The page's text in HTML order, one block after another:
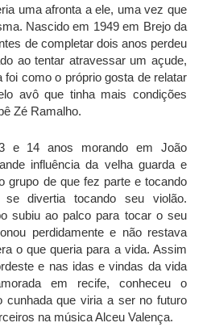
uma afronta a ele, uma vez que
Nascido em 1949 em Brejo da
de completar dois anos perdeu
ao tentar atravessar um açude,
foi como o próprio gosta de relatar
avô que tinha mais condições
Zé Ramalho.
e 14 anos morando em João
influência da velha guarda e
grupo de que fez parte e tocando
divertia tocando seu violão.
subiu ao palco para tocar o seu
perdidamente e não restava
o que queria para a vida. Assim
e nas idas e vindas da vida
em recife, conheceu o
cunhada que viria a ser no futuro
na música Alceu Valença.